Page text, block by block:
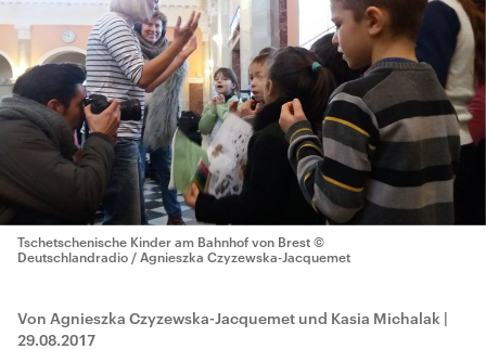
Tschetschenische Kinder am Bahnhof von Brest ©
Deutschlandradio / Agnieszka Czyzewska-Jacquemet
Von Agnieszka Czyzewska-Jacquemet und Kasia Michalak |
29.08.2017